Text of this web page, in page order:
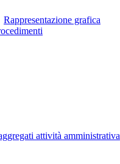
Rappresentazione grafica
attività amministrativa